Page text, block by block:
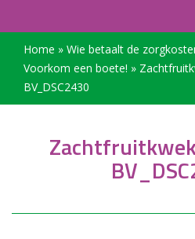
Home » Wie betaalt de
Voorkom een boete! »
BV_DSC2430